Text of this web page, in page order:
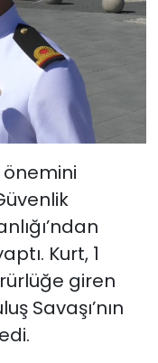
Kurt, 1
giren
Savaşı’nın